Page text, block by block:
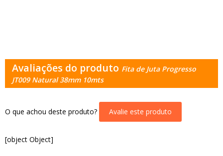
Avaliações do produto Fita de Juta Progresso
JT009 Natural 38mm 10mts
O que achou deste produto? Avalie este produto
[object Object]